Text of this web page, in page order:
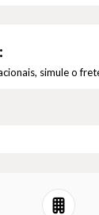
simule o